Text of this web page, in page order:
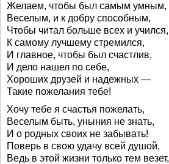
Желаем, чтобы был самым умным,
Веселым, и к добру способным,
Чтобы читал больше всех и учился,
К самому лучшему стремился,
И главное, чтобы был счастлив,
И дело нашел по себе,
Хороших друзей и надежных —
Такие пожелания тебе!
Хочу тебе я счастья пожелать,
Веселым быть, уныния не знать,
И о родных своих не забывать!
Поверь в свою удачу всей душой,
Ведь в этой жизни только тем везет,